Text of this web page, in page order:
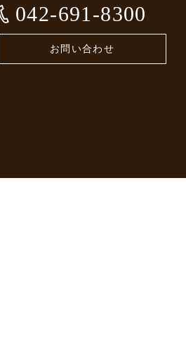
042-691-8300
お問い合わせ